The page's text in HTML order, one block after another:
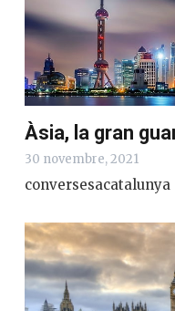
Àsia, la gran
30 novembre, 2021
conversesacatalunya